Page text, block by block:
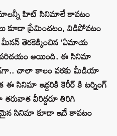
హిట్ సినిమాలే కావటం
కూడా ప్రేమించటం, విడిపోవటం
మీనన్ తెరకెక్కించిన ‘ఏమాయ
పరిచయం అయింది. ఈ సినిమా
చాలా కాలం వరకు మీడియా
ఈ సినిమా ఇద్దరికి కెరీర్ కి టర్నింగ్
వీరిద్దరూ తిరిగి
సినిమా కూడా ఇదే కావటం